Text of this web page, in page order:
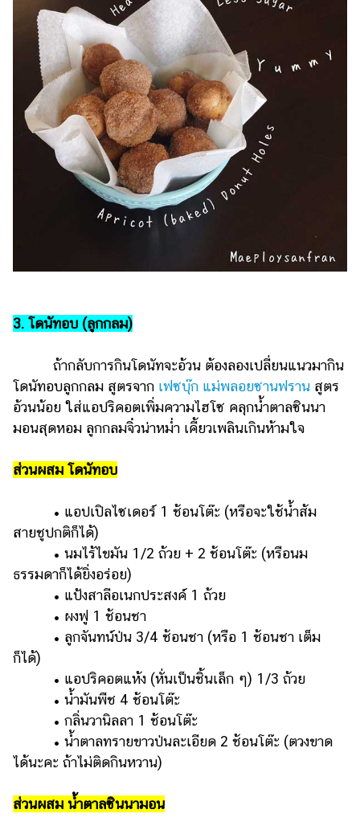
3. โดนัทอบ (ลูกกลม)
ถ้ากลับการกินโดนัทจะอ้วน ต้องลองเปลี่ยนแนวมากิน
โดนัทอบลูกกลม สูตรจาก เฟซบุ๊ก แม่พลอยซานฟราน สูตร
อ้วนน้อย ใส่แอปริคอตเพิ่มความไฮโซ คลุกน้ำตาลซินนา
มอนสุดหอม ลูกกลมจิ๋วน่าหม่ำ เคี้ยวเพลินเกินห้ามใจ
ส่วนผสม โดนัทอบ
• แอปเปิลไซเดอร์ 1 ช้อนโต๊ะ (หรือจะใช้น้ำส้ม
สายชูปกติก็ได้)
• นมไร้ไขมัน 1/2 ถ้วย + 2 ช้อนโต๊ะ (หรือนม
ธรรมดาก็ได้ยิ่งอร่อย)
• แป้งสาลีอเนกประสงค์ 1 ถ้วย
• ผงฟู 1 ช้อนชา
• ลูกจันทน์ป่น 3/4 ช้อนชา (หรือ 1 ช้อนชา เต็ม
ก็ได้)
• แอปริคอตแห้ง (หั่นเป็นชิ้นเล็ก ๆ) 1/3 ถ้วย
• น้ำมันพืช 4 ช้อนโต๊ะ
• กลิ่นวานิลลา 1 ช้อนโต๊ะ
• น้ำตาลทรายขาวป่นละเอียด 2 ช้อนโต๊ะ (ตวงขาด
ได้นะคะ ถ้าไม่ติดกินหวาน)
ส่วนผสม น้ำตาลซินนามอน